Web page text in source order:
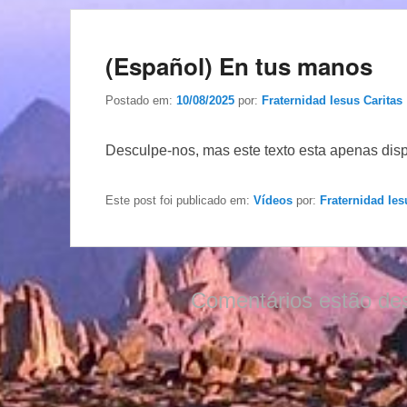
(Español) En tus manos
Postado em: 10/08/2025 por: Fraternidad Iesus Caritas
Desculpe-nos, mas este texto esta apenas
Este post foi publicado em: Vídeos por: Fraternidad
Comentários estão